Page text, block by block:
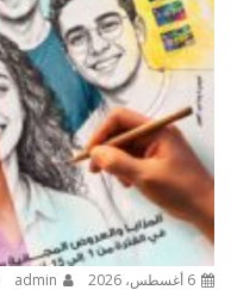
6 أغسطس، 2026